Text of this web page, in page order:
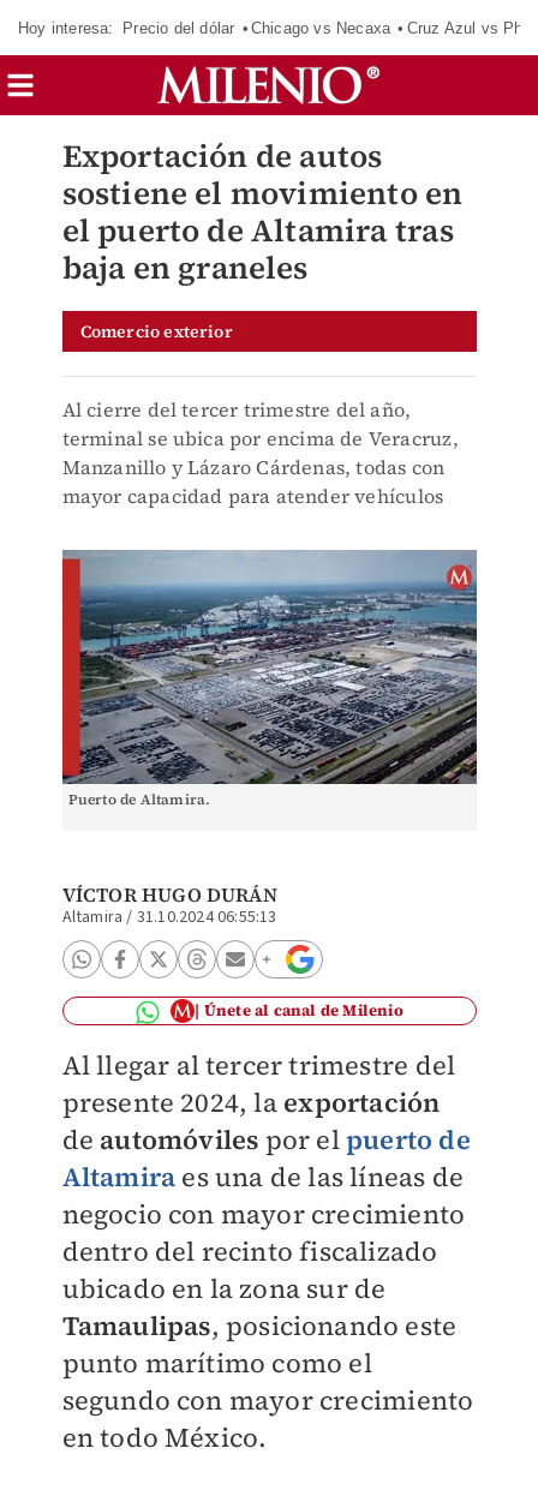
Hoy interesa: Precio del dólar Chicago vs Necaxa Cruz Azul vs
Exportación de autos
sostiene el movimiento en
el puerto de Altamira tras
baja en graneles
Comercio exterior
Al cierre del tercer trimestre del año,
terminal se ubica por encima de Veracruz,
Manzanillo y Lázaro Cárdenas, todas con
mayor capacidad para atender vehículos
Puerto de Altamira.
VÍCTOR HUGO DURÁN
Altamira / 31.10.2024 06:55:13
Únete al canal de Milenio
Al llegar al tercer trimestre del
presente 2024, la exportación
de automóviles por elpuerto de
Altamira es una de las líneas de
negocio con mayor crecimiento
dentro del recinto fiscalizado
ubicado en la zona sur de
Tamaulipas, posicionando este
punto marítimo como el
segundo con mayor crecimiento
en todo México.